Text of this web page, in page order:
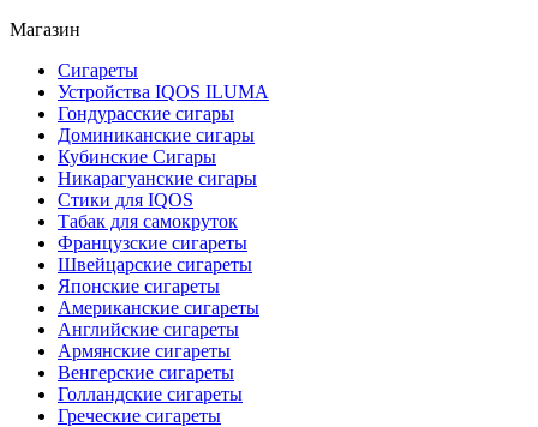
Магазин
Сигареты
Устройства IQOS ILUMA
Гондурасские сигары
Доминиканские сигары
Кубинские Сигары
Никарагуанские сигары
Стики для IQOS
Табак для самокруток
Французские сигареты
Швейцарские сигареты
Японские сигареты
Американские сигареты
Английские сигареты
Армянские сигареты
Венгерские сигареты
Голландские сигареты
Греческие сигареты